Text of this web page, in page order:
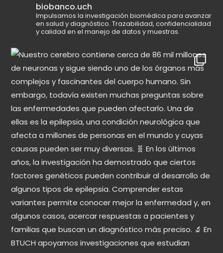
biobanco.uch
Impulsamos la investigación biomédica para avanzar
en salud y diagnóstico. Trazabilidad, confidencialidad
y calidad en el manejo de datos y muestras.